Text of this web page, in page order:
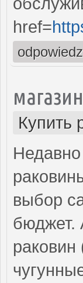
href=
odpowiedz
Купить
выбор
бюджет.